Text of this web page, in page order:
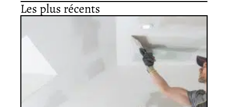
Les plus récents